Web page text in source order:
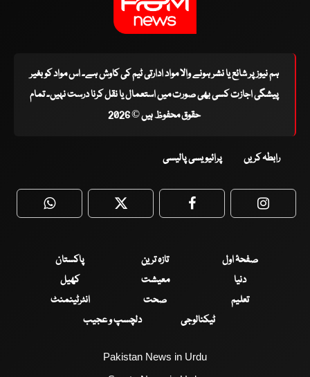
ہم نیوز پر شائع یا نشر ہونے والا مواد ادارتی ٹیم کی کاوش ہے۔ اس مواد کو بغیر
پیشگی اجازت کسی بھی صورت میں استعمال یا نقل کرنا درست نہیں۔ تمام
حقوق محفوظ ہیں © 2026
رابطہ کریں پرائیویسی پالیسی
WhatsApp Twitter Facebook
صفحۂ اول تازہ ترین
پاکستان
دنیا
معیشت
کھیل
تعلیم
صحت
انٹرٹینمنٹ
ٹیکنالوجی
دلچسپ و عجیب
Pakistan News in Urdu